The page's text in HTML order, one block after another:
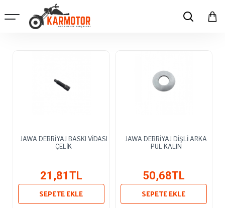
JAWA DEBRİYAJ BASKI VİDASI
ÇELİK
21,81TL
SEPETE EKLE
JAWA DEBRİYAJ DİŞLİ ARKA
PUL KALIN
50,68TL
SEPETE EKLE